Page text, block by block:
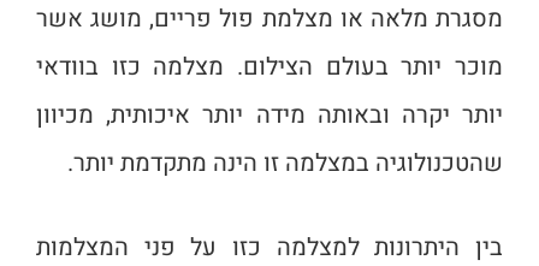
מסגרת מלאה או מצלמת פול פריים, מושג אשר
מוכר יותר בעולם הצילום. מצלמה כזו בוודאי
יותר יקרה ובאותה מידה יותר איכותית, מכיוון
שהטכנולוגיה במצלמה זו הינה מתקדמת יותר.
בין היתרונות למצלמה כזו על פני המצלמות